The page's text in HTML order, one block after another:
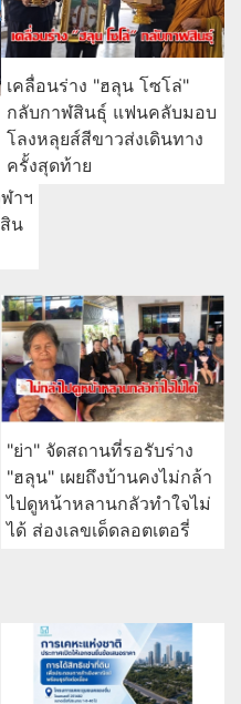
าฯ
น
เคลื่อนร่าง "ฮลุน โซโล่"
กลับกาฬสินธุ์ แฟนคลับมอบ
โลงหลุยส์สีขาวส่งเดินทาง
ครั้งสุดท้าย
"ย่า" จัดสถานที่รอรับร่าง
"ฮลุน" เผยถึงบ้านคงไม่กล้า
ไปดูหน้าหลานกลัวทำใจไม่
ได้ ส่องเลขเด็ดลอตเตอรี่